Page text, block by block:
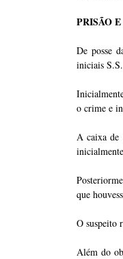
PRISÃO
De posse
iniciais
o crime e
A caixa de
que
O suspeito
Além do